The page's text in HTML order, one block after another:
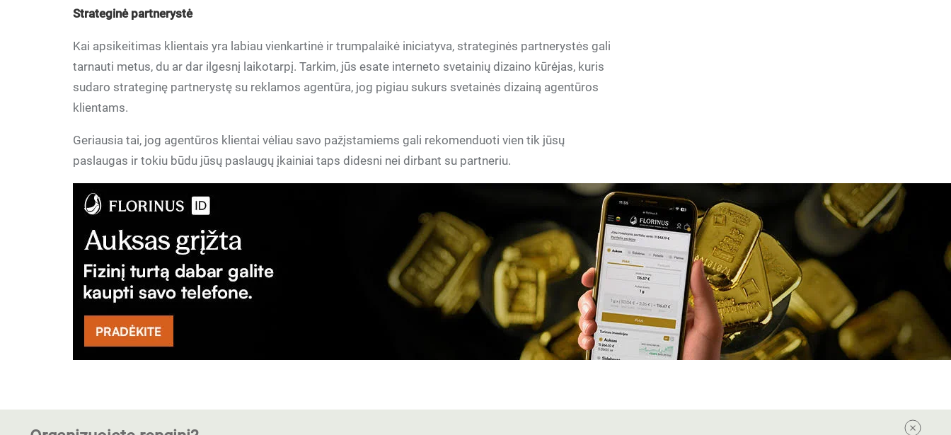
Strateginė partnerystė
Kai apsikeitimas klientais yra labiau vienkartinė ir trumpalaikė iniciatyva, strateginės partnerystės gali
tarnauti metus, du ar dar ilgesnį laikotarpį. Tarkim, jūs esate interneto svetainių dizaino kūrėjas, kuris
sudaro strateginę partnerystę su reklamos agentūra, jog pigiau sukurs svetainės dizainą agentūros
klientams.
Geriausia tai, jog agentūros klientai vėliau savo pažįstamiems gali rekomenduoti vien tik jūsų
paslaugas ir tokiu būdu jūsų paslaugų įkainiai taps didesni nei dirbant su partneriu.